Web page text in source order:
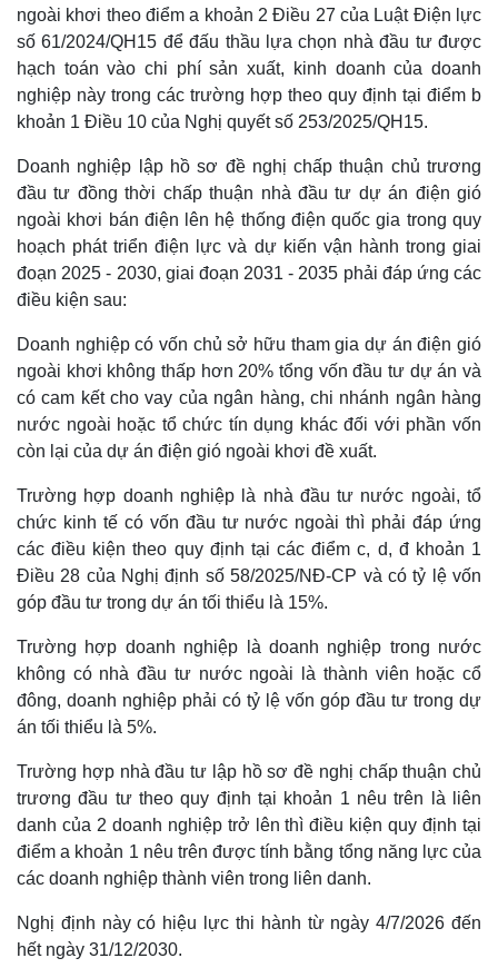
Kinh tế
Bất động sản
Khởi nghiệp
Thị trường
Giá vàng
Chứng khoán
Giá cà phê
ngoài khơi theo điểm a khoản 2 Điều 27 của Luật Điện lực
số 61/2024/QH15 để đấu thầu lựa chọn nhà đầu tư được
hạch toán vào chi phí sản xuất, kinh doanh của doanh
nghiệp này trong các trường hợp theo quy định tại điểm b
khoản 1 Điều 10 của Nghị quyết số 253/2025/QH15.
Doanh nghiệp lập hồ sơ đề nghị chấp thuận chủ trương
đầu tư đồng thời chấp thuận nhà đầu tư dự án điện gió
ngoài khơi bán điện lên hệ thống điện quốc gia trong quy
hoạch phát triển điện lực và dự kiến vận hành trong giai
đoạn 2025 - 2030, giai đoạn 2031 - 2035 phải đáp ứng các
điều kiện sau:
Doanh nghiệp có vốn chủ sở hữu tham gia dự án điện gió
ngoài khơi không thấp hơn 20% tổng vốn đầu tư dự án và
có cam kết cho vay của ngân hàng, chi nhánh ngân hàng
nước ngoài hoặc tổ chức tín dụng khác đối với phần vốn
còn lại của dự án điện gió ngoài khơi đề xuất.
Trường hợp doanh nghiệp là nhà đầu tư nước ngoài, tổ
chức kinh tế có vốn đầu tư nước ngoài thì phải đáp ứng
các điều kiện theo quy định tại các điểm c, d, đ khoản 1
Điều 28 của Nghị định số 58/2025/NĐ-CP và có tỷ lệ vốn
góp đầu tư trong dự án tối thiểu là 15%.
Trường hợp doanh nghiệp là doanh nghiệp trong nước
không có nhà đầu tư nước ngoài là thành viên hoặc cổ
đông, doanh nghiệp phải có tỷ lệ vốn góp đầu tư trong dự
án tối thiểu là 5%.
Trường hợp nhà đầu tư lập hồ sơ đề nghị chấp thuận chủ
trương đầu tư theo quy định tại khoản 1 nêu trên là liên
danh của 2 doanh nghiệp trở lên thì điều kiện quy định tại
điểm a khoản 1 nêu trên được tính bằng tổng năng lực của
các doanh nghiệp thành viên trong liên danh.
Nghị định này có hiệu lực thi hành từ ngày 4/7/2026 đến
hết ngày 31/12/2030.